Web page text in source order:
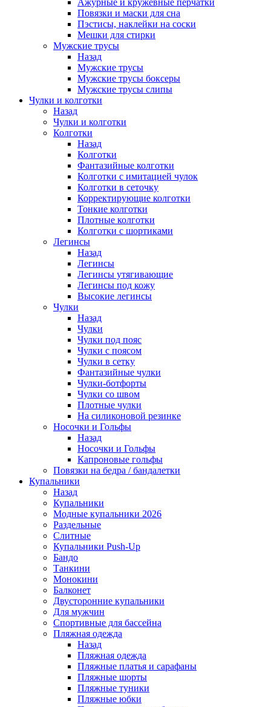
Ажурные и кружевные перчатки
Повязки и маски для сна
Пэстисы, наклейки на соски
Мешки для стирки
Мужские трусы
Назад
Мужские трусы
Мужские трусы боксеры
Мужские трусы слипы
Чулки и колготки
Назад
Чулки и колготки
Колготки
Назад
Колготки
Фантазийные колготки
Колготки с имитацией чулок
Колготки в сеточку
Корректирующие колготки
Тонкие колготки
Плотные колготки
Колготки с шортиками
Легинсы
Назад
Легинсы
Легинсы утягивающие
Легинсы под кожу
Высокие легинсы
Чулки
Назад
Чулки
Чулки под пояс
Чулки с поясом
Чулки в сетку
Фантазийные чулки
Чулки-ботфорты
Чулки со швом
Плотные чулки
На силиконовой резинке
Носочки и Гольфы
Назад
Носочки и Гольфы
Капроновые гольфы
Повязки на бедра / бандалетки
Купальники
Назад
Купальники
Модные купальники 2026
Раздельные
Слитные
Купальники Push-Up
Бандо
Танкини
Монокини
Балконет
Двусторонние купальники
Для мужчин
Спортивные для бассейна
Пляжная одежда
Назад
Пляжная одежда
Пляжные платья и сарафаны
Пляжные шорты
Пляжные туники
Пляжные юбки